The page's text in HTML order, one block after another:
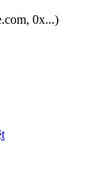
0x...)